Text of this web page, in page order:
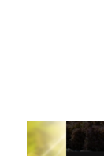
du
web